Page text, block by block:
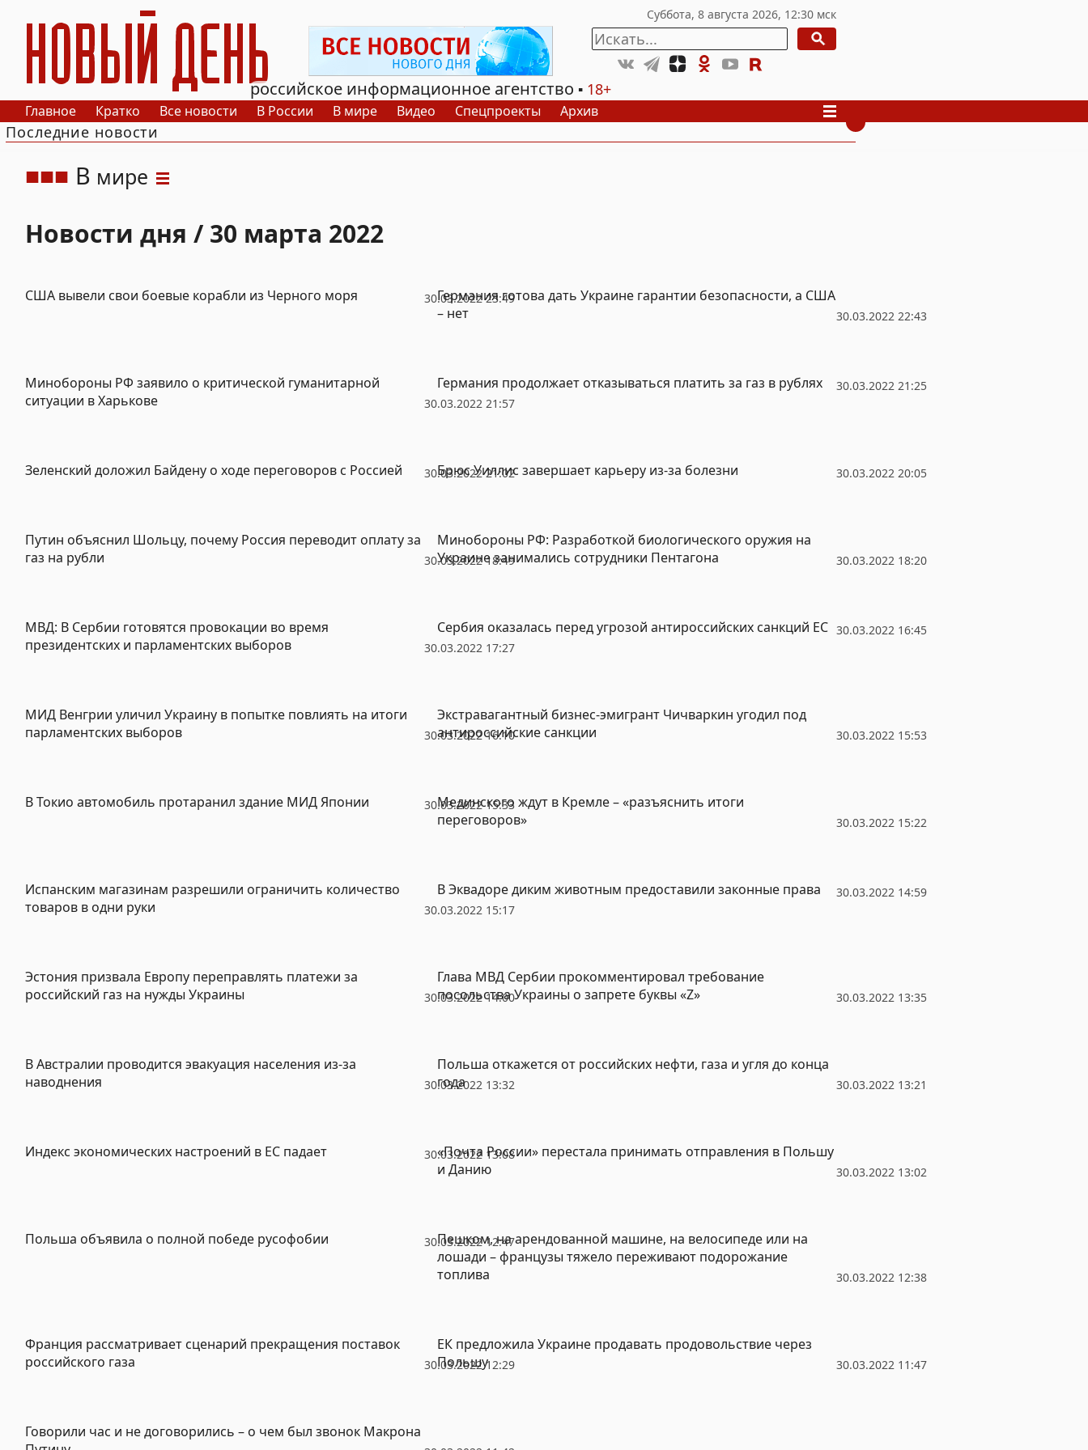
РИА Новый День
российское информационное агентство
18+
Главное Кратко Все новости В России В мире Видео Спецпроекты Архив
Последние новости
В мире
Новости дня / 30 марта 2022
30.03.2022 23:49
США вывели свои боевые корабли из Черного моря
30.03.2022 22:43
Германия готова дать Украине гарантии безопасности, а США
– нет
30.03.2022 21:57
Минобороны РФ заявило о критической гуманитарной
ситуации в Харькове
30.03.2022 21:25
Германия продолжает отказываться платить за газ в рублях
30.03.2022 21:02
Зеленский доложил Байдену о ходе переговоров с Россией 30.03.2022 20:05
Брюс Уиллис завершает карьеру из-за болезни
30.03.2022 18:49
Путин объяснил Шольцу, почему Россия переводит оплату за
газ на рубли
30.03.2022 18:20
Минобороны РФ: Разработкой биологического оружия на
Украине занимались сотрудники Пентагона
30.03.2022 17:27
МВД: В Сербии готовятся провокации во время
президентских и парламентских выборов
30.03.2022 16:45
Сербия оказалась перед угрозой антироссийских санкций ЕС
30.03.2022 16:10
МИД Венгрии уличил Украину в попытке повлиять на итоги
парламентских выборов
30.03.2022 15:53
Экстравагантный бизнес-эмигрант Чичваркин угодил под
антироссийские санкции
30.03.2022 15:33
В Токио автомобиль протаранил здание МИД Японии
30.03.2022 15:22
Мединского ждут в Кремле – «разъяснить итоги
переговоров»
30.03.2022 15:17
Испанским магазинам разрешили ограничить количество
товаров в одни руки
30.03.2022 14:59
В Эквадоре диким животным предоставили законные права
30.03.2022 14:00
Эстония призвала Европу переправлять платежи за
российский газ на нужды Украины
30.03.2022 13:35
Глава МВД Сербии прокомментировал требование
посольства Украины о запрете буквы «Z»
30.03.2022 13:32
В Австралии проводится эвакуация населения из-за
наводнения
30.03.2022 13:21
Польша откажется от российских нефти, газа и угля до конца
года
30.03.2022 13:08
Индекс экономических настроений в ЕС падает
30.03.2022 13:02
«Почта России» перестала принимать отправления в Польшу
и Данию
30.03.2022 12:47
Польша объявила о полной победе русофобии
30.03.2022 12:38
Пешком, на арендованной машине, на велосипеде или на
лошади – французы тяжело переживают подорожание
топлива
30.03.2022 12:29
Франция рассматривает сценарий прекращения поставок
российского газа
30.03.2022 11:47
ЕК предложила Украине продавать продовольствие через
Польшу
Говорили час и не договорились – о чем был звонок Макрона